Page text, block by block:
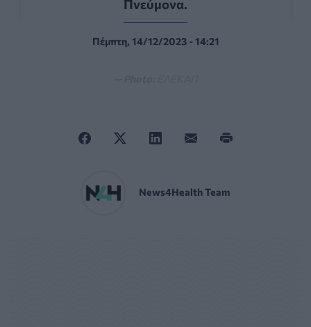
Πνεύµονα.
Πέμπτη, 14/12/2023 - 14:21
News4Health Team